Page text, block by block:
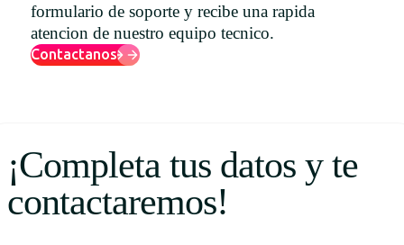
Uruguay
USA
English
Português
formulario de soporte y recibe una rapida
atencion de nuestro equipo tecnico.
Contactanos
¡Completa tus datos y te
contactaremos!